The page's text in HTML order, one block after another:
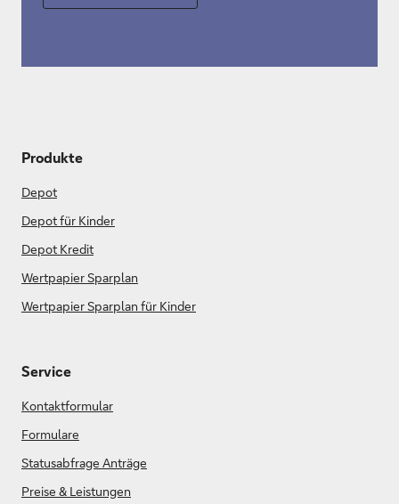
Produkte
Depot
Depot für Kinder
Depot Kredit
Wertpapier Sparplan
Wertpapier Sparplan für Kinder
Service
Kontaktformular
Formulare
Statusabfrage Anträge
Preise & Leistungen